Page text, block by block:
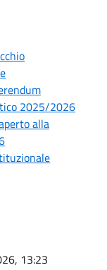
2025/2026
alla
13:23